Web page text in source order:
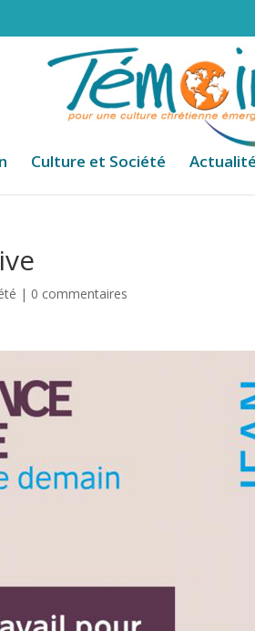
Culture et Société
| 0 commentaires